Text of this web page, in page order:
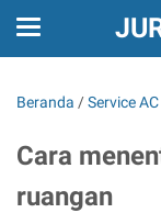
Beranda /Service AC
Cara
ruangan